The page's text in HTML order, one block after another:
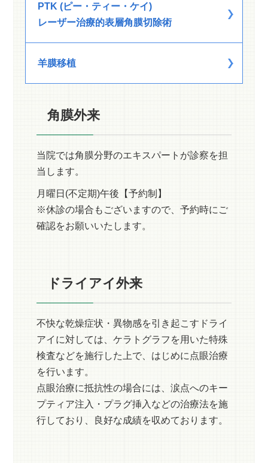
PTK (ピー・ティー・ケイ)
レーザー治療的表層角膜切除術
羊膜移植
角膜外来
当院では角膜分野のエキスパートが診察を担
当します。
月曜日(不定期)午後【予約制】
※休診の場合もございますので、予約時にご
確認をお願いいたします。
ドライアイ外来
不快な乾燥症状・異物感を引き起こすドライ
アイに対しては、ケラトグラフを用いた特殊
検査などを施行した上で、はじめに点眼治療
を行います。
点眼治療に抵抗性の場合には、涙点へのキー
プティア注入・プラグ挿入などの治療法を施
行しており、良好な成績を収めております。